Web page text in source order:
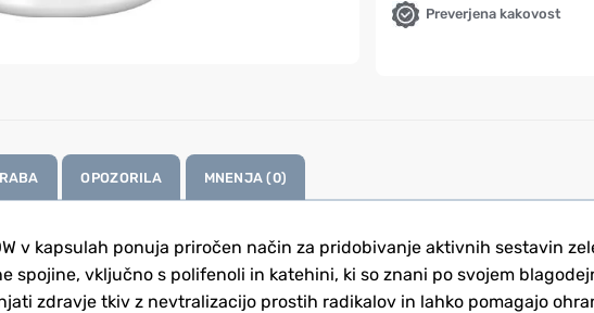
Preverjena kakovost
OPOZORILA MNENJA (0)
v kapsulah ponuja priročen način za pridobivanje aktivnih sestavin
spojine, vključno s polifenoli in katehini, ki so znani po svojem
zdravje tkiv z nevtralizacijo prostih radikalov in lahko pomagajo